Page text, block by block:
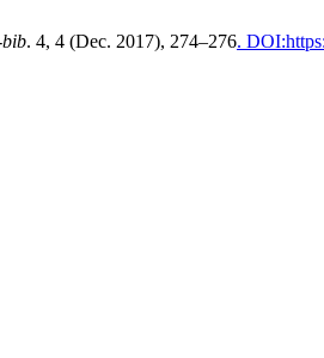
. 4, 4 (Dec. 2017), 274–276.